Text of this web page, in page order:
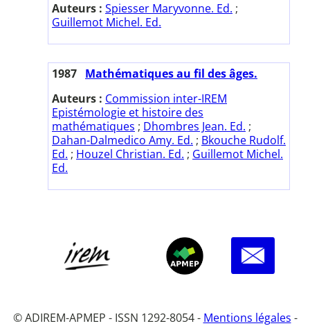
Auteurs : Spiesser Maryvonne. Ed. ;
Guillemot Michel. Ed.
1987 Mathématiques au fil des âges.
Auteurs : Commission inter-IREM
Epistémologie et histoire des
mathématiques ; Dhombres Jean. Ed. ;
Dahan-Dalmedico Amy. Ed. ; Bkouche Rudolf.
Ed. ; Houzel Christian. Ed. ; Guillemot Michel.
Ed.
© ADIREM-APMEP - ISSN 1292-8054 - Mentions légales -